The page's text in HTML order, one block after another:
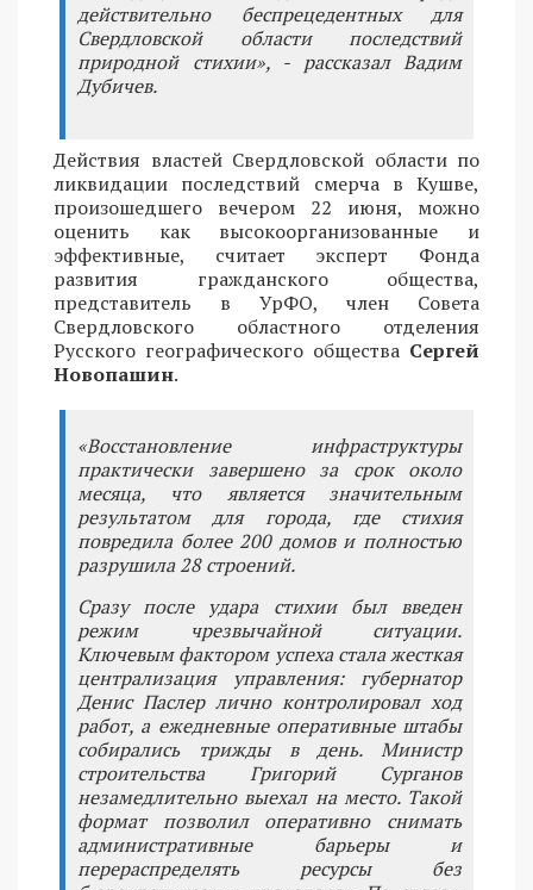
действительно беспрецедентных для
Свердловской области последствий
природной стихии», - рассказал Вадим
Дубичев.
Действия властей Свердловской области по
ликвидации последствий смерча в Кушве,
произошедшего вечером 22 июня, можно
оценить как высокоорганизованные и
эффективные, считает эксперт Фонда
развития гражданского общества,
представитель в УрФО, член Совета
Свердловского областного отделения
Русского географического общества Сергей
Новопашин.
«Восстановление инфраструктуры
практически завершено за срок около
месяца, что является значительным
результатом для города, где стихия
повредила более 200 домов и полностью
разрушила 28 строений.
Сразу после удара стихии был введен
режим чрезвычайной ситуации.
Ключевым фактором успеха стала жесткая
централизация управления: губернатор
Денис Паслер лично контролировал ход
работ, а ежедневные оперативные штабы
собирались трижды в день. Министр
строительства Григорий Сурганов
незамедлительно выехал на место. Такой
формат позволил оперативно снимать
административные барьеры и
перераспределять ресурсы без